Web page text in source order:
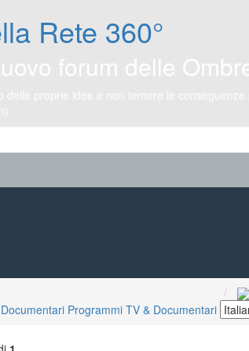
Rete 360°
forum delle
delle proprie idee e non temere le
Programmi TV & Documentari